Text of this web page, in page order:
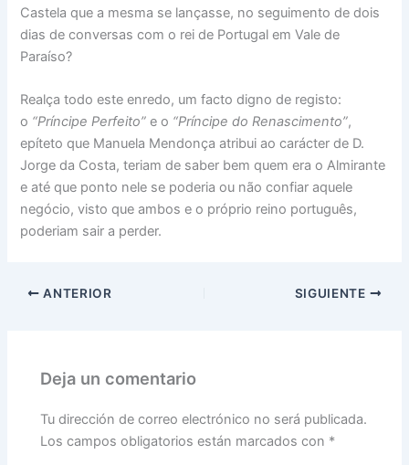
Castela que a mesma se lançasse, no seguimento de dois
dias de conversas com o rei de Portugal em Vale de
Paraíso?
Realça todo este enredo, um facto digno de registo:
o “Príncipe Perfeito”e o “Príncipe do Renascimento”,
epíteto que Manuela Mendonça atribui ao carácter de D.
Jorge da Costa, teriam de saber bem quem era o Almirante
e até que ponto nele se poderia ou não confiar aquele
negócio, visto que ambos e o próprio reino português,
poderiam sair a perder.
ANTERIOR SIGUIENTE
Deja un comentario
Tu dirección de correo electrónico no será publicada.
Los campos obligatorios están marcados con *